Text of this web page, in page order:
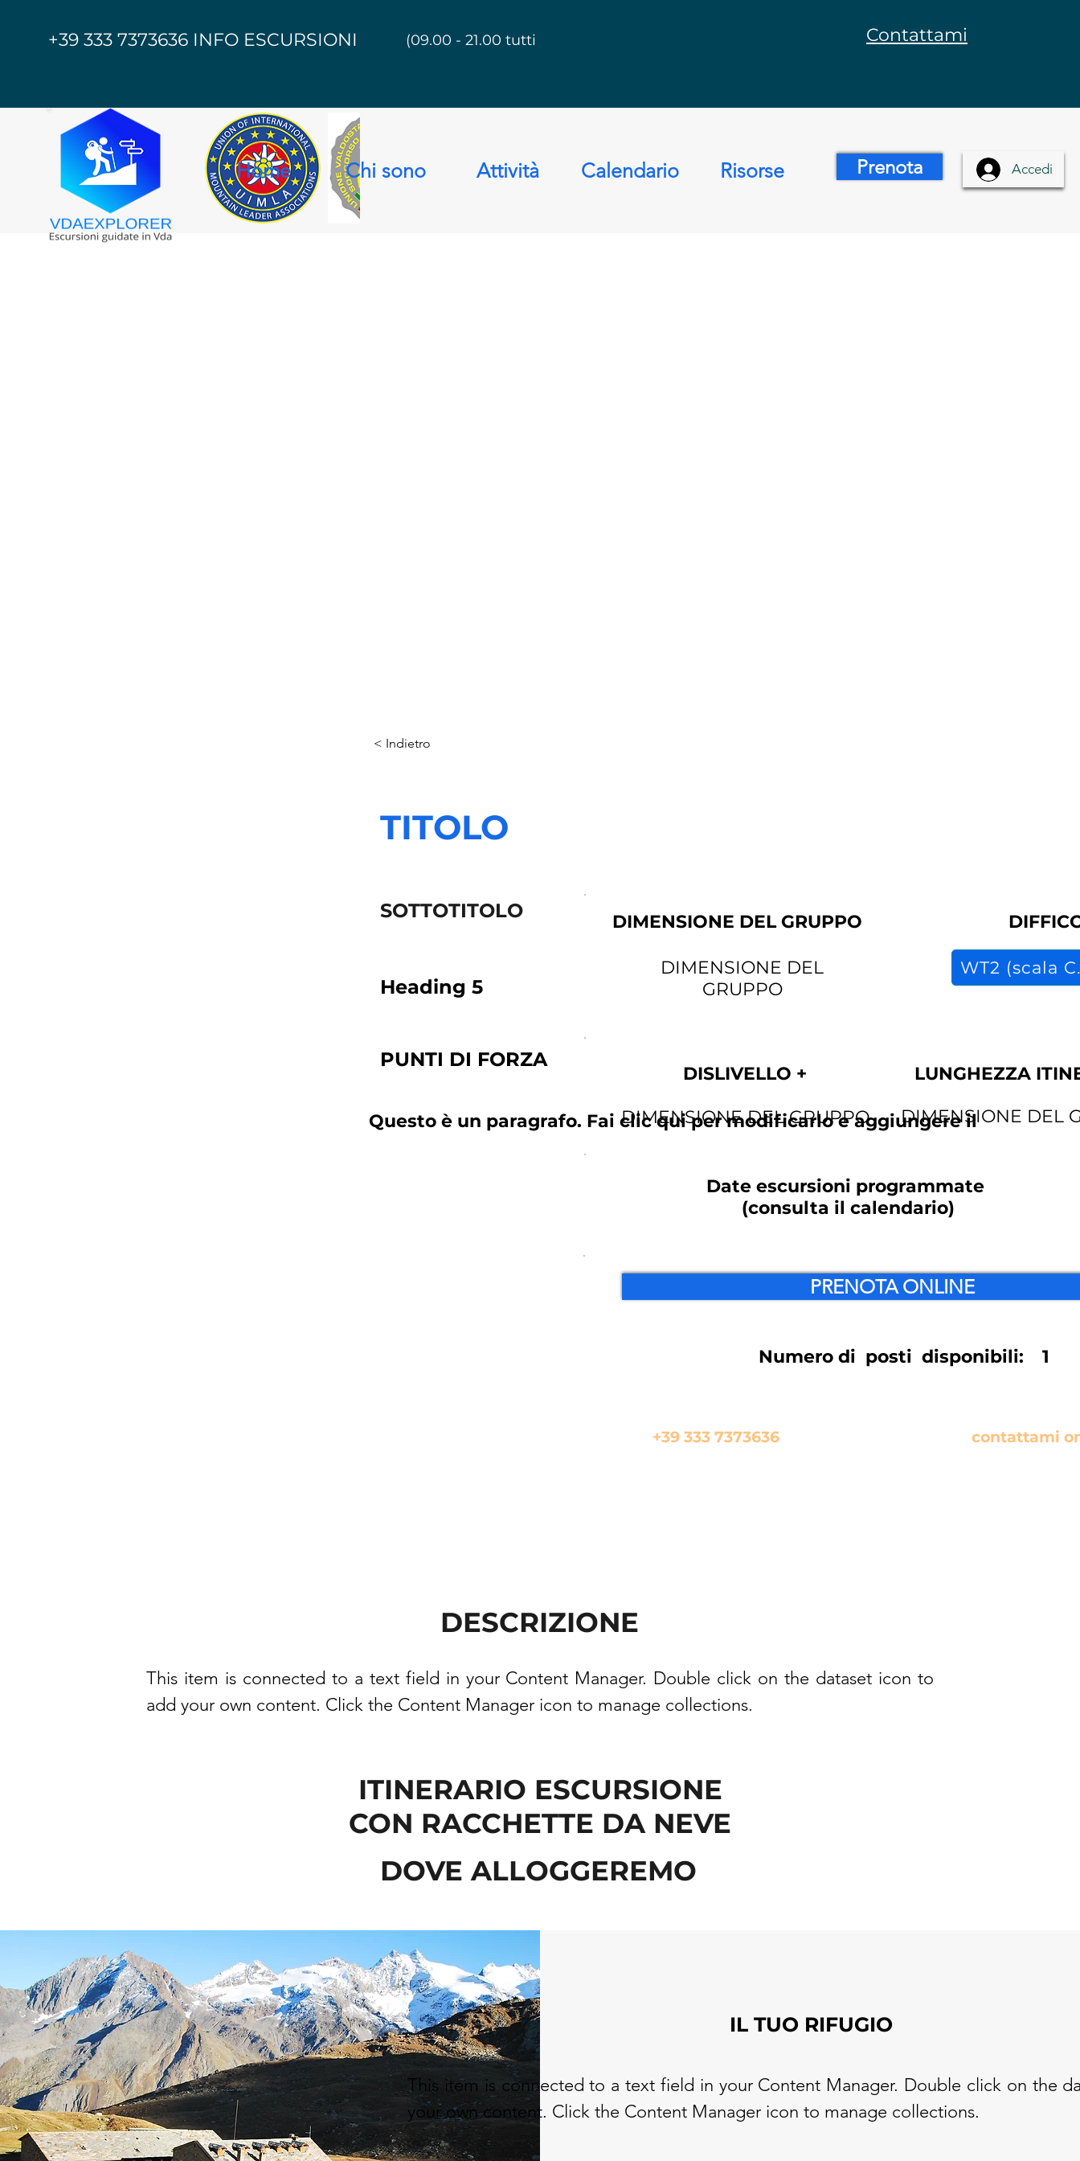
+39 333 7373636 INFO ESCURSIONI (09.00 - 21.00 tutti i giorni) Contattami
Home Chi sono Attività Calendario Risorse Prenota Accedi
< Indietro
TITOLO
SOTTOTITOLO
Heading 5
PUNTI DI FORZA
Questo è un paragrafo. Fai clic qui per modificarlo e aggiungere il
DISLIVELLO +
LUNGHEZZA
DIMENSIONE DEL GRUPPO
DIMENSIONE DEL
DIMENSIONE DEL GRUPPO
DIMENSIONE DEL
GRUPPO
WT2 (scala
Date escursioni programmate
(consulta il calendario)
PRENOTA ONLINE
Numero di posti disponibili: 1
+39 333 7373636
contattami
DESCRIZIONE
This item is connected to a text field in your Content Manager. Double click on the dataset icon to
add your own content. Click the Content Manager icon to manage collections.
ITINERARIO ESCURSIONE
CON RACCHETTE DA NEVE
DOVE ALLOGGEREMO
IL TUO RIFUGIO
This item is connected to a text field in your Content Manager. Double click on the
your own content. Click the Content Manager icon to manage collections.